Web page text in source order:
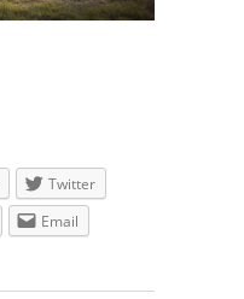
Twitter
Email